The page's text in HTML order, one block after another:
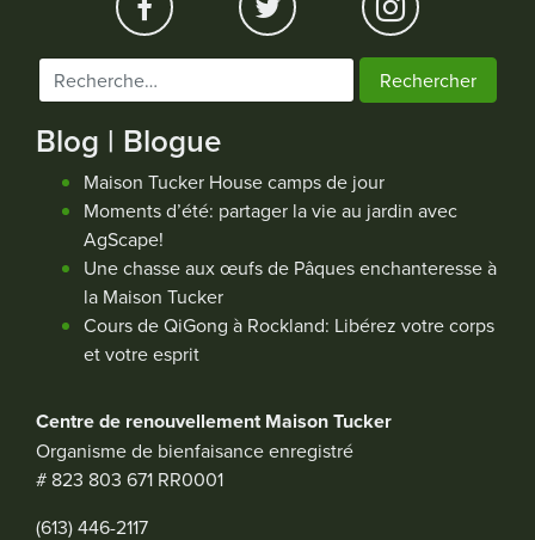
Rechercher :
Blog | Blogue
Maison Tucker House camps de jour
Moments d’été: partager la vie au jardin avec
AgScape!
Une chasse aux œufs de Pâques enchanteresse à
la Maison Tucker
Cours de QiGong à Rockland: Libérez votre corps
et votre esprit
Centre de renouvellement Maison Tucker
Organisme de bienfaisance enregistré
# 823 803 671 RR0001
(613) 446-2117